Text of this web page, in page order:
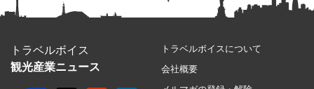
トラベルボイス
観光産業ニュース
トラベルボイスについて
会社概要